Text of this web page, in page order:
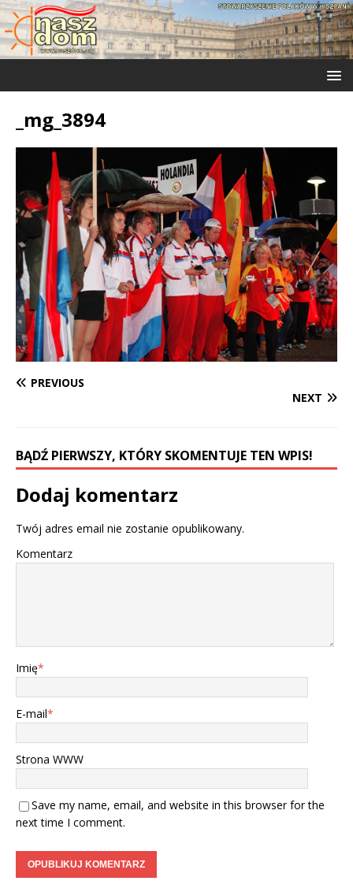
_mg_3894
PREVIOUS
NEXT
BĄDŹ PIERWSZY, KTÓRY SKOMENTUJE TEN WPIS!
Dodaj komentarz
Twój adres email nie zostanie opublikowany.
Komentarz
Imię*
E-mail*
Strona WWW
Save my name, email, and website in this browser for the
next time I comment.